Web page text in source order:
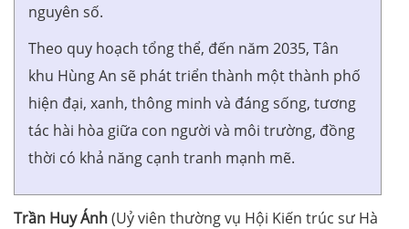
nguyên số.
Theo quy hoạch tổng thể, đến năm 2035, Tân
khu Hùng An sẽ phát triển thành một thành phố
hiện đại, xanh, thông minh và đáng sống, tương
tác hài hòa giữa con người và môi trường, đồng
thời có khả năng cạnh tranh mạnh mẽ.
Trần Huy Ánh(Uỷ viên thường vụ Hội Kiến trúc sư Hà